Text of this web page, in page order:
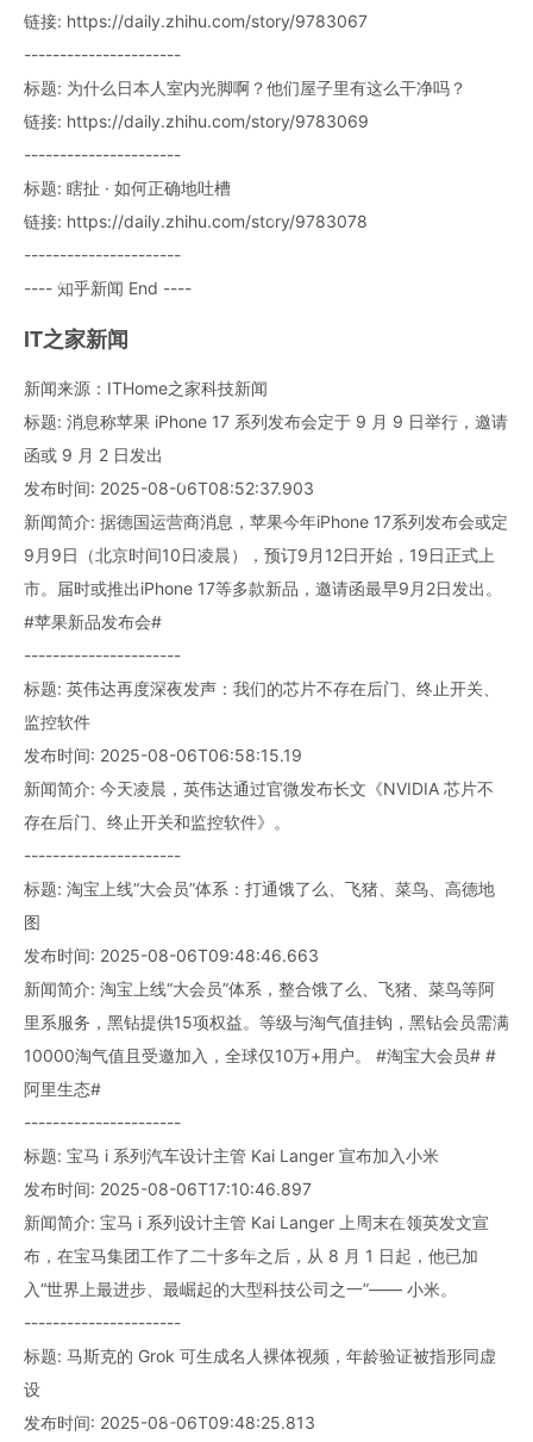
链接: https://daily.zhihu.com/story/9783067
----------------------
标题: 为什么日本人室内光脚啊？他们屋子里有这么干净吗？
链接: https://daily.zhihu.com/story/9783069
----------------------
标题: 瞎扯 · 如何正确地吐槽
链接: https://daily.zhihu.com/story/9783078
----------------------
---- 知乎新闻 End ----
IT之家新闻
新闻来源：ITHome之家科技新闻
标题: 消息称苹果 iPhone 17 系列发布会定于 9 月 9 日举行，邀请
函或 9 月 2 日发出
发布时间: 2025-08-06T08:52:37.903
新闻简介: 据德国运营商消息，苹果今年iPhone 17系列发布会或定
9月9日（北京时间10日凌晨），预订9月12日开始，19日正式上
市。届时或推出iPhone 17等多款新品，邀请函最早9月2日发出。
#苹果新品发布会#
----------------------
标题: 英伟达再度深夜发声：我们的芯片不存在后门、终止开关、
监控软件
发布时间: 2025-08-06T06:58:15.19
新闻简介: 今天凌晨，英伟达通过官微发布长文《NVIDIA 芯片不
存在后门、终止开关和监控软件》。
----------------------
标题: 淘宝上线“大会员”体系：打通饿了么、飞猪、菜鸟、高德地
图
发布时间: 2025-08-06T09:48:46.663
新闻简介: 淘宝上线“大会员”体系，整合饿了么、飞猪、菜鸟等阿
里系服务，黑钻提供15项权益。等级与淘气值挂钩，黑钻会员需满
10000淘气值且受邀加入，全球仅10万+用户。 #淘宝大会员# #
阿里生态#
----------------------
标题: 宝马 i 系列汽车设计主管 Kai Langer 宣布加入小米
发布时间: 2025-08-06T17:10:46.897
新闻简介: 宝马 i 系列设计主管 Kai Langer 上周末在领英发文宣
布，在宝马集团工作了二十多年之后，从 8 月 1 日起，他已加
入“世界上最进步、最崛起的大型科技公司之一”—— 小米。
----------------------
标题: 马斯克的 Grok 可生成名人裸体视频，年龄验证被指形同虚
设
发布时间: 2025-08-06T09:48:25.813